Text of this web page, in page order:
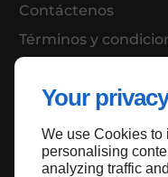
Your
We use Cookies to
personalising
analyzing traffic
Contáctenos
Términos y